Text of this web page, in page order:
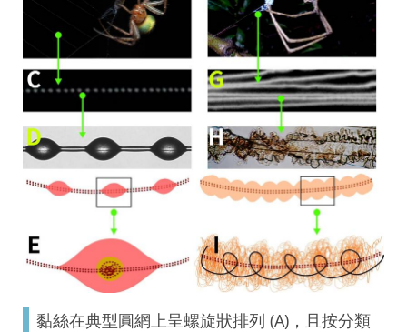
黏絲在典型圓網上呈螺旋狀排列 (A)，且按分類